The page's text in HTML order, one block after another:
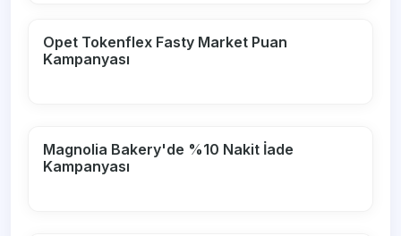
Opet Tokenflex Fasty Market Puan
Kampanyası
Magnolia Bakery'de %10 Nakit İade
Kampanyası